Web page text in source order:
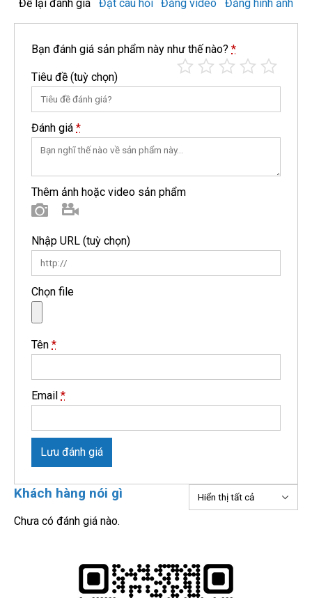
Để lại đánh giá Đặt câu hỏi Đăng video Đăng hình ảnh
Bạn đánh giá sản phẩm này như thế nào? *
Tiêu đề (tuỳ chọn)
Đánh giá *
Thêm ảnh hoặc video sản phẩm
Hình ảnh
Nhập URL (tuỳ chọn)
Chọn file
Tên *
Email *
Lưu đánh giá
Khách hàng nói gì
Chưa có đánh giá nào.